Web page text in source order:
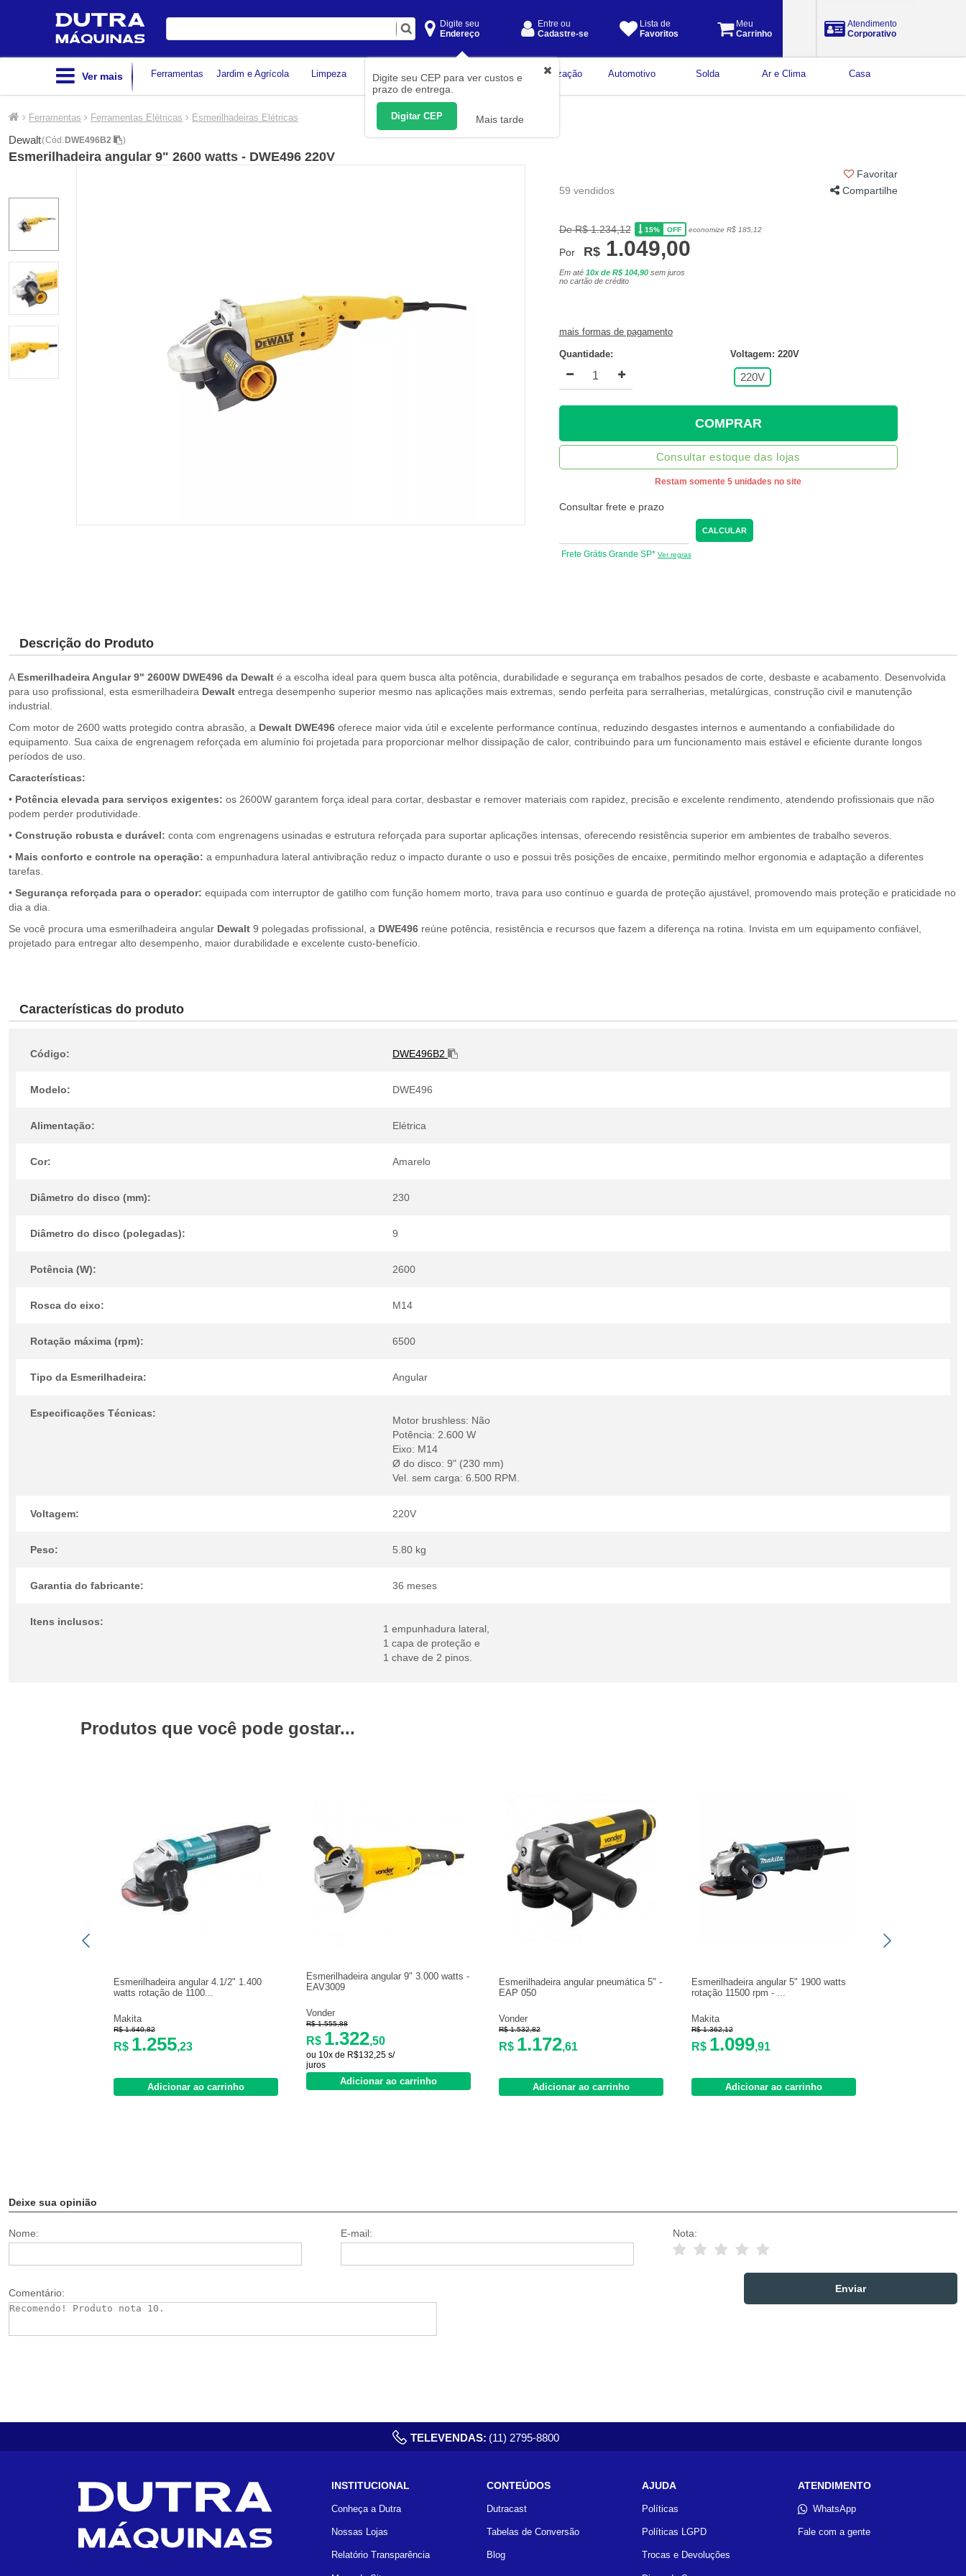
Digite
Digite seu
Endereço
Digite seu CEP para ver custos e
prazo de entrega.
Digitar CEP Mais tarde
Entre ou
Cadastre-se
Lista de
Favoritos
Meu
Carrinho
Atendimento
Corporativo
Ver mais Ferramentas Jardim e Agrícola Limpeza Construção Civil
Medição
Organização Automotivo Solda Ar e Clima Casa
Ferramentas Ferramentas Elétricas Esmerilhadeiras Elétricas
Dewalt(Cód. DWE496B2 )
Esmerilhadeira angular 9" 2600 watts - DWE496 220V
Favoritar
59 vendidos
Compartilhe
De R$ 1.234,12 15% OFF economize R$ 185,12
Por R$ 1.049,00
Em até 10x de R$ 104,90sem juros
no cartão de crédito
mais formas de pagamento
Quantidade: Voltagem: 220V
220V
COMPRAR
Consultar estoque das lojas
Restam somente 5 unidades no site
Consultar frete e prazo
CALCULAR
Frete Grátis Grande SP* Ver regras
Descrição do Produto
A Esmerilhadeira Angular 9" 2600W DWE496 da Dewalt é a escolha ideal para quem busca alta potência, durabilidade e segurança em trabalhos pesados de corte, desbaste e acabamento. Desenvolvida
para uso profissional, esta esmerilhadeira Dewalt entrega desempenho superior mesmo nas aplicações mais extremas, sendo perfeita para serralherias, metalúrgicas, construção civil e manutenção
industrial.
Com motor de 2600 watts protegido contra abrasão, a Dewalt DWE496 oferece maior vida útil e excelente performance contínua, reduzindo desgastes internos e aumentando a confiabilidade do
equipamento. Sua caixa de engrenagem reforçada em alumínio foi projetada para proporcionar melhor dissipação de calor, contribuindo para um funcionamento mais estável e eficiente durante longos
períodos de uso.
Características:
• Potência elevada para serviços exigentes: os 2600W garantem força ideal para cortar, desbastar e remover materiais com rapidez, precisão e excelente rendimento, atendendo profissionais que não
podem perder produtividade.
• Construção robusta e durável: conta com engrenagens usinadas e estrutura reforçada para suportar aplicações intensas, oferecendo resistência superior em ambientes de trabalho severos.
• Mais conforto e controle na operação: a empunhadura lateral antivibração reduz o impacto durante o uso e possui três posições de encaixe, permitindo melhor ergonomia e adaptação a diferentes
tarefas.
• Segurança reforçada para o operador: equipada com interruptor de gatilho com função homem morto, trava para uso contínuo e guarda de proteção ajustável, promovendo mais proteção e praticidade no
dia a dia.
Se você procura uma esmerilhadeira angular Dewalt 9 polegadas profissional, a DWE496 reúne potência, resistência e recursos que fazem a diferença na rotina. Invista em um equipamento confiável,
projetado para entregar alto desempenho, maior durabilidade e excelente custo-benefício.
Características do produto
Código: DWE496B2
Modelo: DWE496
Alimentação: Elétrica
Cor: Amarelo
Diâmetro do disco (mm): 230
Diâmetro do disco (polegadas): 9
Potência (W): 2600
Rosca do eixo: M14
Rotação máxima (rpm): 6500
Tipo da Esmerilhadeira: Angular
Especificações Técnicas:
Motor brushless: Não
Potência: 2.600 W
Eixo: M14
Ø do disco: 9" (230 mm)
Vel. sem carga: 6.500 RPM.
Voltagem: 220V
Peso: 5.80 kg
Garantia do fabricante: 36 meses
Itens inclusos:
1 empunhadura lateral,
1 capa de proteção e
1 chave de 2 pinos.
Produtos que você pode gostar...
Esmerilhadeira angular 4.1/2" 1.400
watts rotação de 1100...
Makita
R$ 1.640,82
R$ 1.255,23
Adicionar ao carrinho
Esmerilhadeira angular 9" 3.000 watts -
EAV3009
Vonder
R$ 1.555,88
R$ 1.322,50
ou 10x de R$132,25 s/
juros
Adicionar ao carrinho
Esmerilhadeira angular pneumática 5" -
EAP 050
Vonder
R$ 1.532,82
R$ 1.172,61
Adicionar ao carrinho
Esmerilhadeira angular 5" 1900 watts
rotação 11500 rpm - ...
Makita
R$ 1.362,12
R$ 1.099,91
Adicionar ao carrinho
Deixe sua opinião
Nome: E-mail: Nota:
Comentário:
TELEVENDAS: (11) 2795-8800
INSTITUCIONAL
Conheça a Dutra
Nossas Lojas
Relatório Transparência
CONTEÚDOS
Dutracast
Tabelas de Conversão
Blog
AJUDA
Políticas
Políticas LGPD
Trocas e Devoluções
ATENDIMENTO
WhatsApp
Fale com a gente